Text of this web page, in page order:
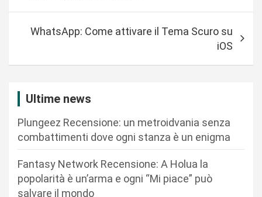
a
WhatsApp: Come attivare il Tema Scuro su
iOS
Ultime news
Plungeez Recensione: un metroidvania senza
combattimenti dove ogni stanza è un enigma
Fantasy Network Recensione: A Holua la
popolarità è un’arma e ogni “Mi piace” può
salvare il mondo